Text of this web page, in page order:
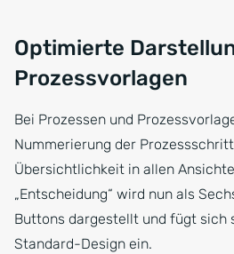
Optimierte
Prozessvorlagen
Bei Prozessen und
Nummerierung der
Übersichtlichkeit in allen
„Entscheidung“ wird nun als
Buttons dargestellt und fügt sich
Standard-Design ein.